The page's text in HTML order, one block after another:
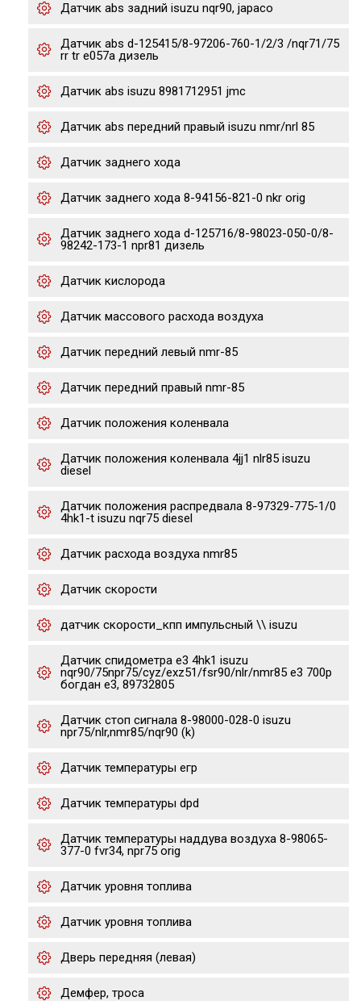
Датчик abs задний isuzu nqr90, japaco
Датчик abs d-125415/8-97206-760-1/2/3 /nqr71/75
rr tr e057a дизель
Датчик abs isuzu 8981712951 jmc
Датчик abs передний правый isuzu nmr/nrl 85
Датчик заднего хода
Датчик заднего хода 8-94156-821-0 nkr orig
Датчик заднего хода d-125716/8-98023-050-0/8-
98242-173-1 npr81 дизель
Датчик кислорода
Датчик массового расхода воздуха
Датчик передний левый nmr-85
Датчик передний правый nmr-85
Датчик положения коленвала
Датчик положения коленвала 4jj1 nlr85 isuzu
diesel
Датчик положения распредвала 8-97329-775-1/0
4hk1-t isuzu nqr75 diesel
Датчик расхода воздуха nmr85
Датчик скорости
датчик скорости_кпп импульсный \\ isuzu
Датчик спидометра е3 4hk1 isuzu
nqr90/75npr75/cyz/exz51/fsr90/nlr/nmr85 e3 700p
богдан е3, 89732805
Датчик стоп сигнала 8-98000-028-0 isuzu
npr75/nlr,nmr85/nqr90 (k)
Датчик температуры егр
Датчик температуры dpd
Датчик температуры наддува воздуха 8-98065-
377-0 fvr34, npr75 orig
Датчик уровня топлива
Датчик уровня топлива
Дверь передняя (левая)
Демфер, троса